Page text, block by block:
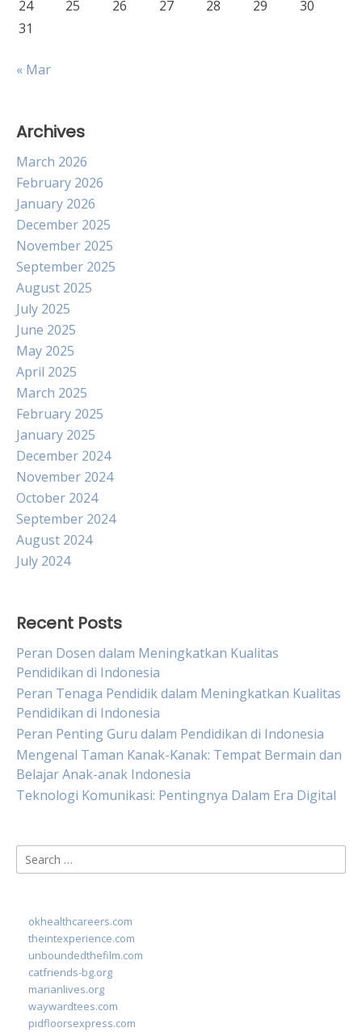
24 25 26 27 28 29
30
31
« Mar
Archives
March 2026
February 2026
January 2026
December 2025
November 2025
September 2025
August 2025
July 2025
June 2025
May 2025
April 2025
March 2025
February 2025
January 2025
December 2024
November 2024
October 2024
September 2024
August 2024
July 2024
Recent Posts
Peran Dosen dalam Meningkatkan Kualitas
Pendidikan di Indonesia
Peran Tenaga Pendidik dalam Meningkatkan Kualitas
Pendidikan di Indonesia
Peran Penting Guru dalam Pendidikan di Indonesia
Mengenal Taman Kanak-Kanak: Tempat Bermain dan
Belajar Anak-anak Indonesia
Teknologi Komunikasi: Pentingnya Dalam Era Digital
Search
for:
okhealthcareers.com
theintexperience.com
unboundedthefilm.com
catfriends-bg.org
marianlives.org
waywardtees.com
pidfloorsexpress.com